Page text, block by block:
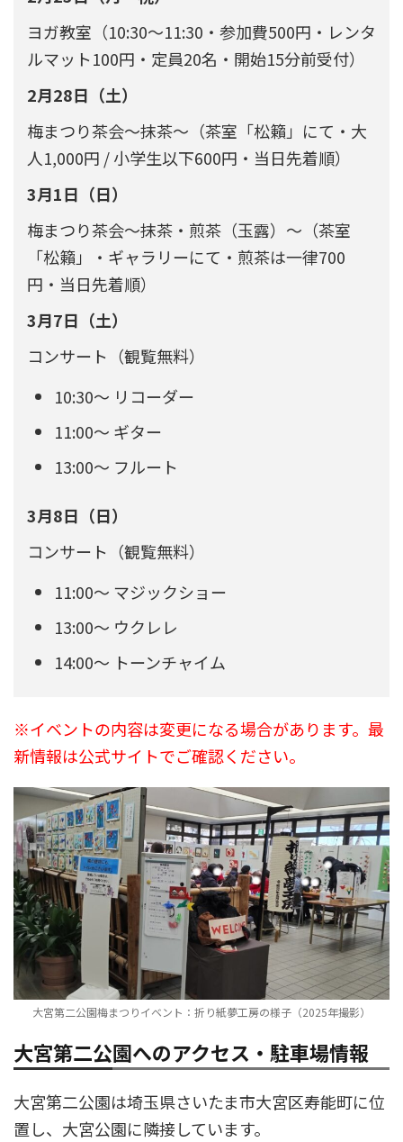
ヨガ教室（10:30〜11:30・参加費500円・レンタ
ルマット100円・定員20名・開始15分前受付）
2月28日（土）
梅まつり茶会〜抹茶〜（茶室「松籟」にて・大
人1,000円 / 小学生以下600円・当日先着順）
3月1日（日）
梅まつり茶会〜抹茶・煎茶（玉露）〜（茶室
「松籟」・ギャラリーにて・煎茶は一律700
円・当日先着順）
3月7日（土）
コンサート（観覧無料）
10:30〜 リコーダー
11:00〜 ギター
13:00〜 フルート
3月8日（日）
コンサート（観覧無料）
11:00〜 マジックショー
13:00〜 ウクレレ
14:00〜 トーンチャイム
※イベントの内容は変更になる場合があります。最
新情報は公式サイトでご確認ください。
大宮第二公園梅まつりイベント：折り紙夢工房の様子（2025年撮影）
大宮第二公園へのアクセス・駐車場情報
大宮第二公園は埼玉県さいたま市大宮区寿能町に位
置し、大宮公園に隣接しています。